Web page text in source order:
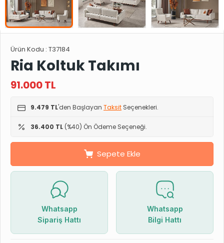
Ürün Kodu : T37184
Ria Koltuk Takımı
91.000TL
9.479 TL'den Başlayan Taksit Seçenekleri.
36.400 TL (%40) Ön Ödeme Seçeneği.
Sepete Ekle
Whatsapp
Sipariş Hattı
Whatsapp
Bilgi Hattı